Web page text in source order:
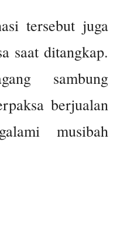
tersebut juga
saat ditangkap.
sambung
berjualan
musibah